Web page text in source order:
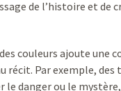
de l’histoire et de
couleurs ajoute une
récit. Par exemple,
le danger ou le